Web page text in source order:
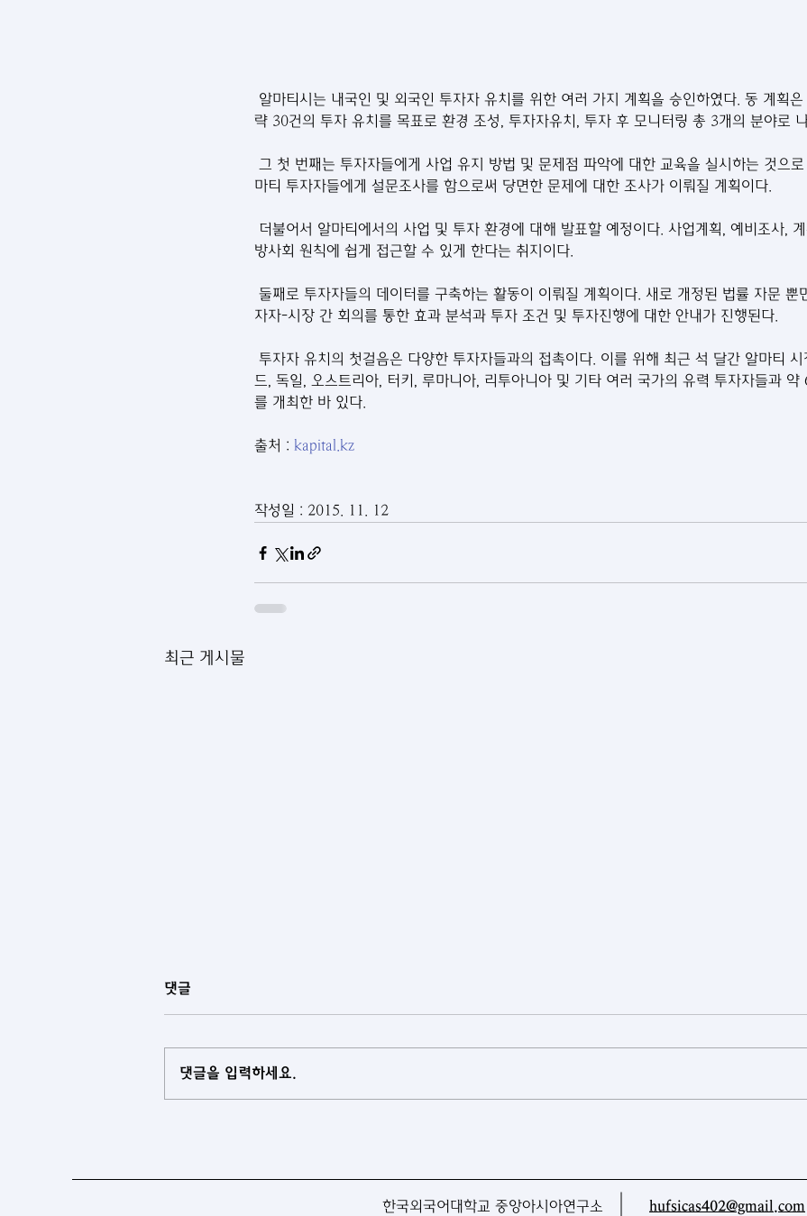
알마티시는 내국인 및 외국인 투자자 유치를 위한 여러 가지 계획을 승인하였다. 동 계획
략 30건의 투자 유치를 목표로 환경 조성, 투자자유치, 투자 후 모니터링 총 3개의 분야로
그 첫 번째는 투자자들에게 사업 유지 방법 및 문제점 파악에 대한 교육을 실시하는 것으
마티 투자자들에게 설문조사를 함으로써 당면한 문제에 대한 조사가 이뤄질 계획이다.
더불어서 알마티에서의 사업 및 투자 환경에 대해 발표할 예정이다. 사업계획, 예비조사,
방사회 원칙에 쉽게 접근할 수 있게 한다는 취지이다.
둘째로 투자자들의 데이터를 구축하는 활동이 이뤄질 계획이다. 새로 개정된 법률 자문 뿐
자자-시장 간 회의를 통한 효과 분석과 투자 조건 및 투자진행에 대한 안내가 진행된다.
투자자 유치의 첫걸음은 다양한 투자자들과의 접촉이다. 이를 위해 최근 석 달간 알마티
드, 독일, 오스트리아, 터키, 루마니아, 리투아니아 및 기타 여러 국가의 유력 투자자들과 약
를 개최한 바 있다.
출처 : kapital.kz
작성일 : 2015. 11. 12
최근 게시물
댓글
댓글을 입력하세요.
한국외국어대학교 중앙아시아연구소 hufsicas402@gmail.com